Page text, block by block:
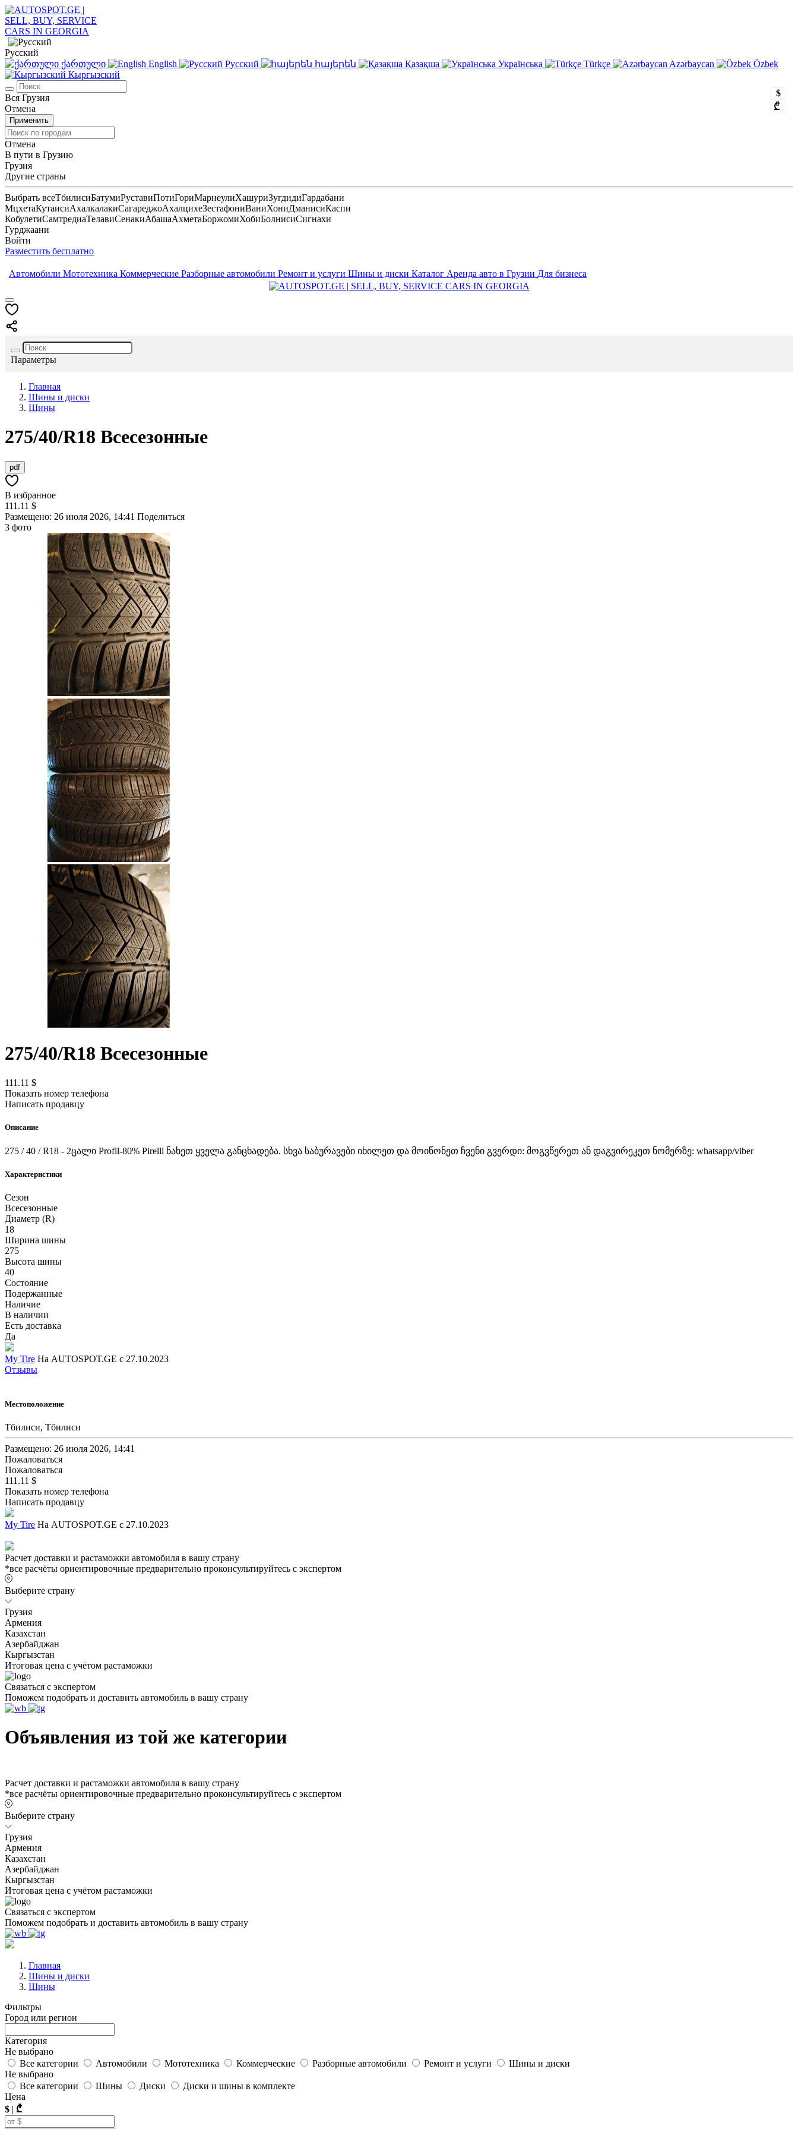
Русский
ქართული
English Русский հայերեն Қазақша Українська Türkçe Azərbaycan
Özbek
Кыргызский
$
₾
Вся Грузия
Отмена
Применить
Отмена
В пути в Грузию
Грузия
Другие страны
Выбрать всеТбилисиБатумиРуставиПотиГориМарнеулиХашуриЗугдидиГардабани
МцхетаКутаисиАхалкалакиСагареджоАхалцихеЗестафониВаниХониДманисиКаспи
КобулетиСамтредиаТелавиСенакиАбашаАхметаБоржомиХобиБолнисиСигнахи
Гурджаани
Войти
Разместить бесплатно
Автомобили Мототехника Коммерческие Разборные автомобили Ремонт и услуги Шины и диски Каталог Аренда авто в Грузии Для бизнеса
Параметры
Главная
Шины и диски
Шины
275/40/R18 Всесезонные
pdf
В избранное
111.11 $
Размещено: 26 июля 2026, 14:41 Поделиться
3 фото
275/40/R18 Всесезонные
111.11 $
Показать номер телефона
Написать продавцу
Описание
275 / 40 / R18 - 2ცალი Profil-80% Pirelli ნახეთ ყველა განცხადება. სხვა საბურავები იხილეთ და მოიწონეთ ჩვენი გვერდი: მოგვწერეთ ან დაგვირეკეთ ნომერზე: whatsapp/viber
Характеристики
Сезон
Всесезонные
Диаметр (R)
18
Ширина шины
275
Высота шины
40
Состояние
Подержанные
Наличие
В наличии
Есть доставка
Да
My Tire На AUTOSPOT.GE с 27.10.2023
Отзывы
Местоположение
Тбилиси, Тбилиси
Размещено: 26 июля 2026, 14:41
Пожаловаться
Пожаловаться
111.11 $
Показать номер телефона
Написать продавцу
My Tire На AUTOSPOT.GE с 27.10.2023
Расчет доставки и растаможки автомобиля в вашу страну
*все расчёты ориентировочные предварительно проконсультируйтесь с экспертом
Выберите страну
Грузия
Армения
Казахстан
Азербайджан
Кыргызстан
Итоговая цена с учётом растаможки
Связаться с экспертом
Поможем подобрать и доставить автомобиль в вашу страну
Объявления из той же категории
Расчет доставки и растаможки автомобиля в вашу страну
*все расчёты ориентировочные предварительно проконсультируйтесь с экспертом
Выберите страну
Грузия
Армения
Казахстан
Азербайджан
Кыргызстан
Итоговая цена с учётом растаможки
Связаться с экспертом
Поможем подобрать и доставить автомобиль в вашу страну
Главная
Шины и диски
Шины
Фильтры
Город или регион
Категория
Не выбрано
Все категории
Автомобили Мототехника Коммерческие Разборные автомобили Ремонт и услуги
Шины и диски
Не выбрано
Все категории
Шины Диски
Диски и шины в комплекте
Цена
$ | ₾